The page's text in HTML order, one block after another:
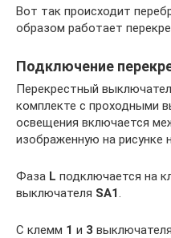
Вот так происходит
образом работает
Подключение
Перекрестный
комплекте с проходными
освещения включается
изображенную на рисунке
Фаза L подключается на
выключателя SA1.
С клемм 1 и 3 выключателя